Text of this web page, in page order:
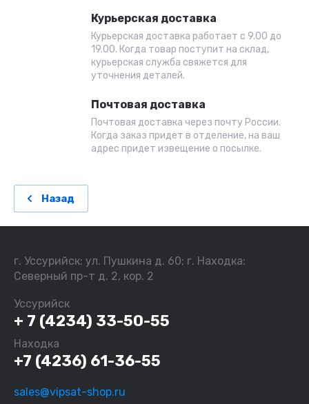
Курьерская доставка
Курьерская доставка работает с 9.00 до
19.00. Когда товар поступит на склад,
курьерская служба свяжется для
уточнения деталей.
Почтовая доставка
Почтовая доставка через почту России.
Когда заказ придет в отделение, на ваш
адрес придет извещение о посылке.
Назад
г. Уссурийск: ул. Пушкина д. 60; г. Находка:
Северный пр-т д. 2, кор. 2
Уссурийск
+ 7 (4234) 33-50-55
Находка
+7 (4236) 61-36-55
sales@vipsat-shop.ru